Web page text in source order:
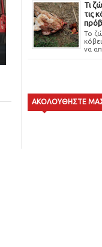
Τι
τις
Το
να
ΑΚΟΛΟΥΘΗΣΤΕ ΜΑΣ